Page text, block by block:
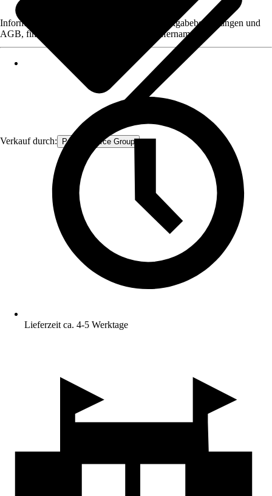
Verkauf durch: Procommerce Group
Informationen des Verkäufers, wie z. B. Rückgabebedingungen und
AGB, finden Sie bei Klick auf den Verkäufernamen.
Lieferzeit ca. 4-5 Werktage